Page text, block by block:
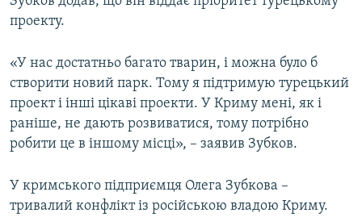
проекту.
«У нас достатньо багато тварин, і можна було б
створити новий парк. Тому я підтримую турецький
проект і інші цікаві проекти. У Криму мені, як і
раніше, не дають розвиватися, тому потрібно
робити це в іншому місці», – заявив Зубков.
У кримського підприємця Олега Зубкова –
тривалий конфлікт із російською владою Криму.